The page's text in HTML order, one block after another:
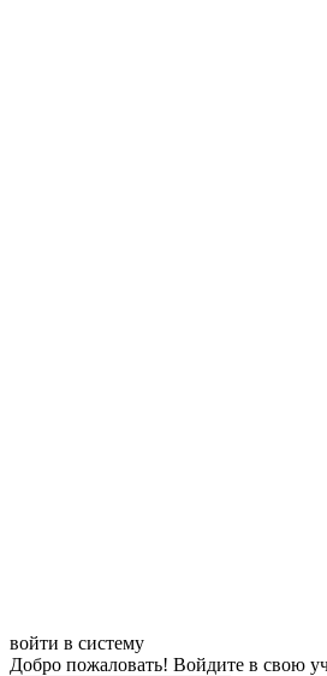
войти в систему
Добро пожаловать! Войдите в свою